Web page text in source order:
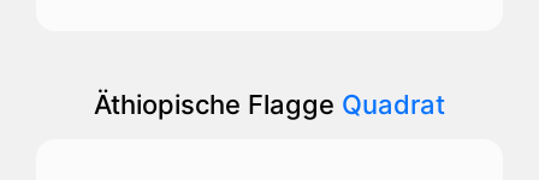
Äthiopische Flagge Quadrat